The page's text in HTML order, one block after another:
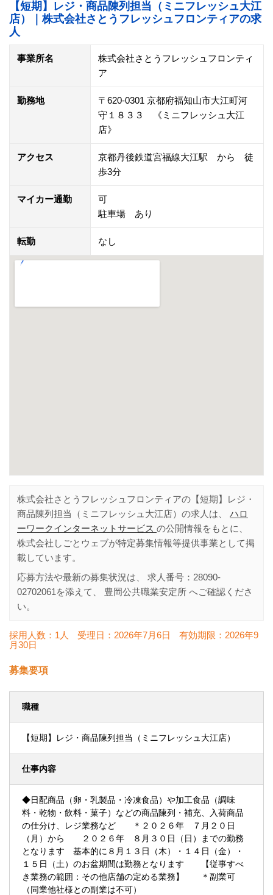
【短期】レジ・商品陳列担当（ミニフレッシュ大江
店）｜株式会社さとうフレッシュフロンティアの求
人
事業所名
株式会社さとうフレッシュフロンティ
ア
勤務地
〒620-0301 京都府福知山市大江町河
守１８３３ 《ミニフレッシュ大江
店》
アクセス
京都丹後鉄道宮福線大江駅 から 徒
歩3分
マイカー通勤
可
駐車場 あり
転勤 なし
株式会社さとうフレッシュフロンティアの【短期】レジ・
商品陳列担当（ミニフレッシュ大江店）の求人は、 ハロ
ーワークインターネットサービス の公開情報をもとに、
株式会社しごとウェブが特定募集情報等提供事業として掲
載しています。
応募方法や最新の募集状況は、 求人番号： 28090-
02702061 を添えて、 豊岡公共職業安定所 へご確認くださ
い。
採用人数：1人 受理日： 2026年7月6日 有効期限： 2026年9
月30日
募集要項
職種
【短期】レジ・商品陳列担当（ミニフレッシュ大江店）
仕事内容
◆日配商品（卵・乳製品・冷凍食品）や加工食品（調味
料・乾物・飲料・菓子）などの商品陳列・補充、入荷商品
の仕分け、レジ業務など ＊２０２６年 ７月２０日
（月）から ２０２６年 ８月３０日（日）までの勤務
となります 基本的に８月１３日（木）・１４日（金）・
１５日（土）のお盆期間は勤務となります 【従事すべ
き業務の範囲：その他店舗の定める業務】 ＊副業可
（同業他社様との副業は不可）